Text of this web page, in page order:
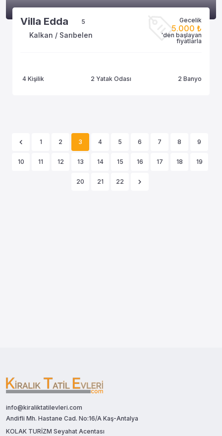
Villa Edda 5
Kalkan / Sarıbelen
Gecelik
5.000 ₺
'den başlayan
fiyatlarla
4 Kişilik 2 Yatak Odası 2 Banyo
1 2 3 4 5 6 7 8 9
10 11 12 13 14 15 16 17 18 19
20 21 22
info@kiraliktatilevleri.com
Andifli Mh. Hastane Cad. No:16/A Kaş-Antalya
KOLAK TURİZM Seyahat Acentası